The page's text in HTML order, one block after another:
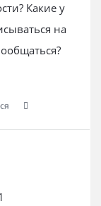
Какие у
на